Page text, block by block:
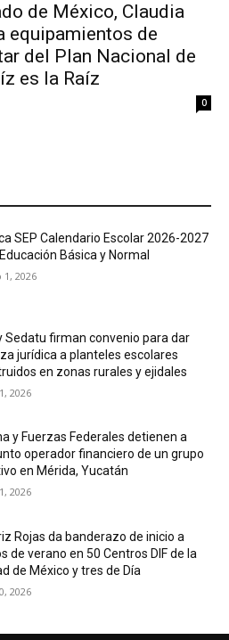
de México, Claudia
equipamientos de
del Plan Nacional de
es la Raíz
0
SEP Calendario Escolar 2026-2027
Básica y Normal
1, 2026
Sedatu firman convenio para dar
jurídica a planteles escolares
en zonas rurales y ejidales
2026
y Fuerzas Federales detienen a
operador financiero de un grupo
en Mérida, Yucatán
2026
Rojas da banderazo de inicio a
de verano en 50 Centros DIF de la
de México y tres de Día
2026